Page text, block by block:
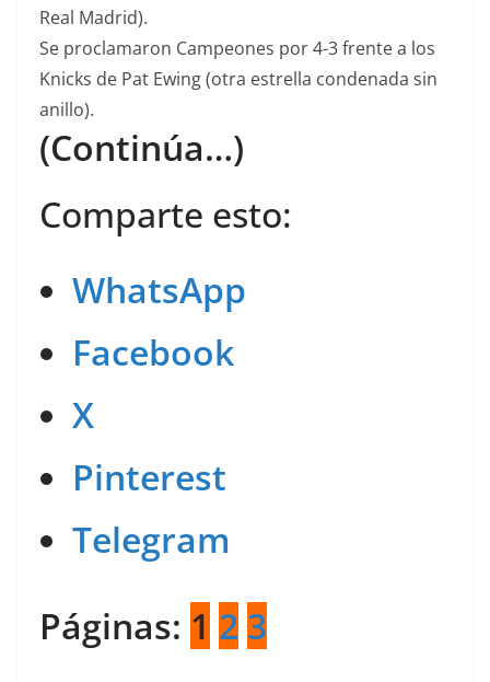
Real Madrid).
Se proclamaron Campeones por 4-3 frente a los
Knicks de Pat Ewing (otra estrella condenada sin
anillo).
(Continúa…)
Comparte esto:
WhatsApp
Facebook
X
Pinterest
Telegram
Páginas: 1 2 3